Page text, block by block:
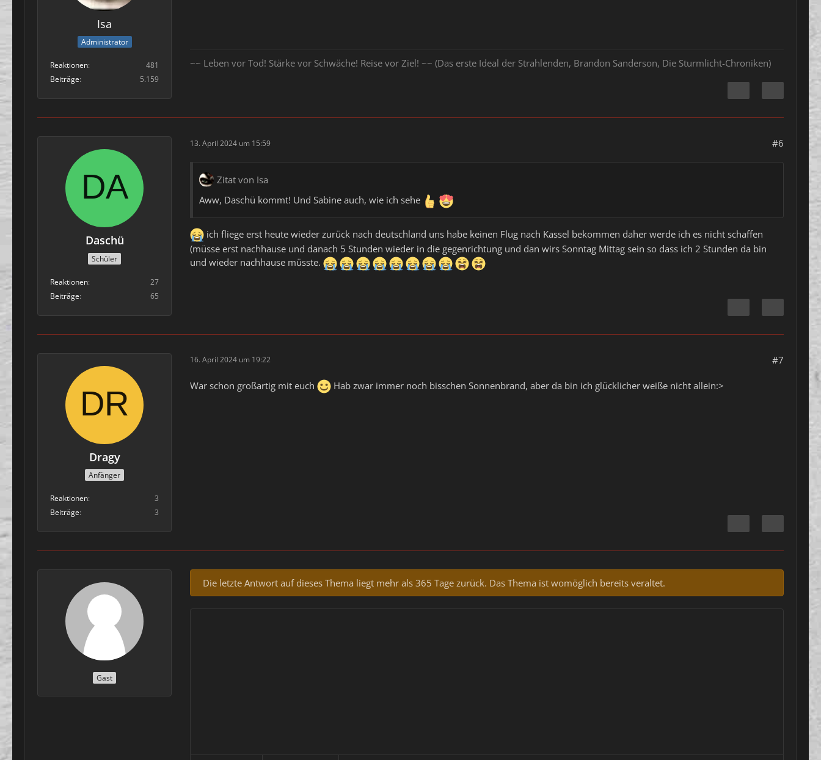
Isa
Administrator
Reaktionen
481
Beiträge
5.159
~~ Leben vor Tod! Stärke vor Schwäche! Reise vor Ziel! ~~ (Das erste Ideal der Strahlenden, Brandon Sanderson, Die Sturmlicht-Chroniken)
Daschü
Schüler
Reaktionen
27
Beiträge
65
13. April 2024 um 15:59 #6
Zitat von Isa
Aww, Daschü kommt! Und Sabine auch, wie ich sehe
ich fliege erst heute wieder zurück nach deutschland uns habe keinen Flug nach Kassel bekommen daher werde ich es nicht schaffen
(müsse erst nachhause und danach 5 Stunden wieder in die gegenrichtung und dan wirs Sonntag Mittag sein so dass ich 2 Stunden da bin
und wieder nachhause müsste.
Dragy
Anfänger
Reaktionen
3
Beiträge
3
16. April 2024 um 19:22 #7
War schon großartig mit euch Hab zwar immer noch bisschen Sonnenbrand, aber da bin ich glücklicher weiße nicht allein:>
Gast
Die letzte Antwort auf dieses Thema liegt mehr als 365 Tage zurück. Das Thema ist womöglich bereits veraltet.